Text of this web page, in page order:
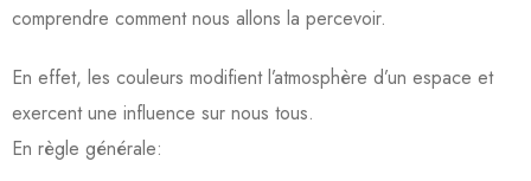
comprendre comment nous allons la percevoir.
En effet, les couleurs modifient l’atmosphère d’un espace et
exercent une influence sur nous tous.
En règle générale: